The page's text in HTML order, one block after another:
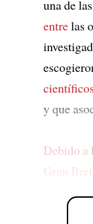
una de
entrelas
y que
Debido a
Gran